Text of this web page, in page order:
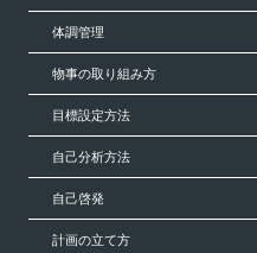
体調管理
物事の取り組み方
目標設定方法
自己分析方法
自己啓発
計画の立て方